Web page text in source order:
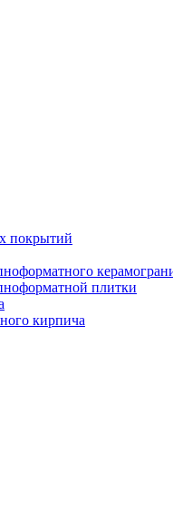
покрытий
плитки
кирпича